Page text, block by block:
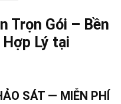
Trọn Gói – Bền
Lý tại
SÁT — MIỄN PHÍ